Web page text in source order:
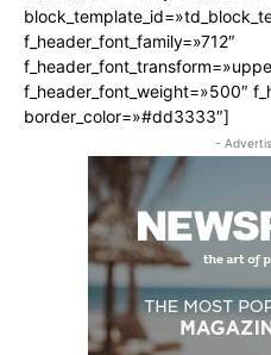
f_header_font_family=»712″
f_header_font_weight=»500″
border_color=»#dd3333″]
-